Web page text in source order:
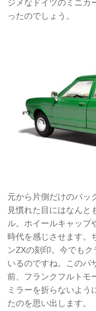
ジメなドイツのミニカ
ったのでしょう。
元から片側だけのバッ
見慣れた目にはなんと
ル。ホイールキャップ
時代を感じさせます。
ンZXの刻印。今でも
いるのですね。このパ
前、フランクフルトモ
ミラーを折らないよう
たのを思い出します。